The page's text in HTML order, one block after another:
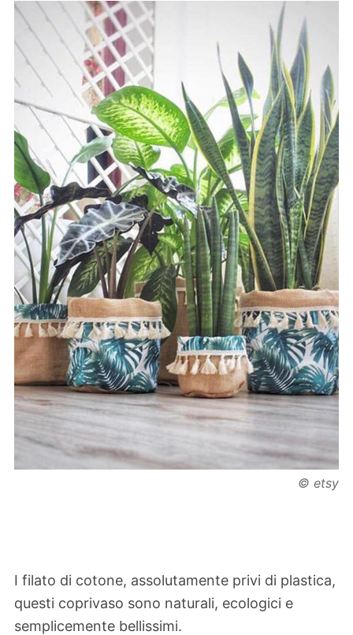
© etsy
I filato di cotone, assolutamente privi di plastica,
questi coprivaso sono naturali, ecologici e
semplicemente bellissimi.